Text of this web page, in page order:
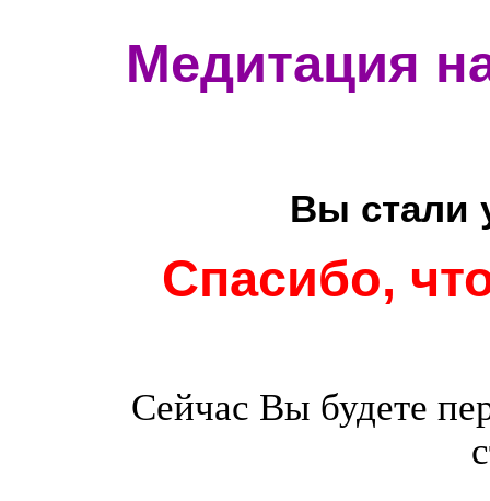
Медитация
Вы стали
Спасибо,
Сейчас Вы будете